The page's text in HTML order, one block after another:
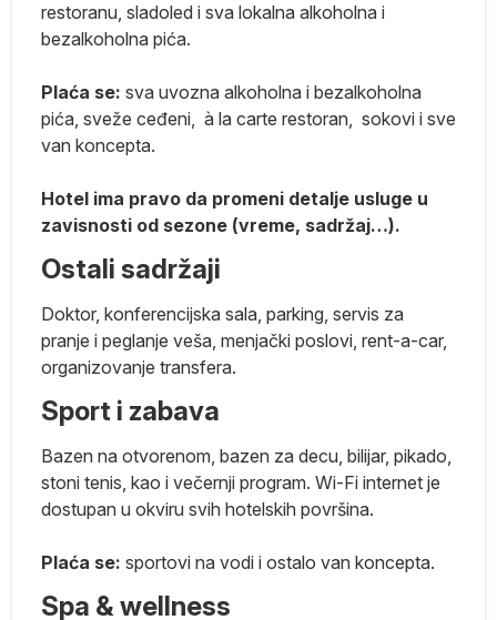
restoranu, sladoled i sva lokalna alkoholna i
bezalkoholna pića.
Plaća se: sva uvozna alkoholna i bezalkoholna
pića, sveže ceđeni, à la carte restoran, sokovi i sve
van koncepta.
Hotel ima pravo da promeni detalje usluge u
zavisnosti od sezone (vreme, sadržaj…).
Ostali sadržaji
Doktor, konferencijska sala, parking, servis za
pranje i peglanje veša, menjački poslovi, rent-a-car,
organizovanje transfera.
Sport i zabava
Bazen na otvorenom, bazen za decu, bilijar, pikado,
stoni tenis, kao i večernji program. Wi-Fi internet je
dostupan u okviru svih hotelskih površina.
Plaća se: sportovi na vodi i ostalo van koncepta.
Spa & wellness